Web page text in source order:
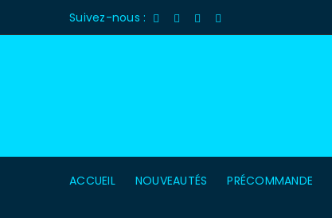
Suivez-nous :
ACCUEIL NOUVEAUTÉS PRÉCOMMANDE